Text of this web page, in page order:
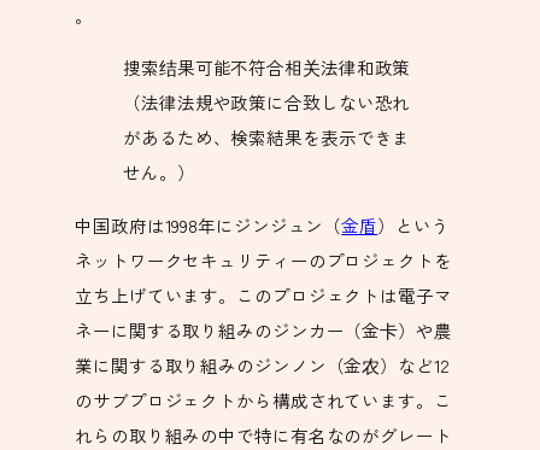
。
捜索结果可能不符合相关法律和政策
（法律法規や政策に合致しない恐れ
があるため、検索結果を表示できま
せん。）
中国政府は1998年にジンジュン（金盾）という
ネットワークセキュリティーのプロジェクトを
立ち上げています。このプロジェクトは電子マ
ネーに関する取り組みのジンカー（金卡）や農
業に関する取り組みのジンノン（金农）など12
のサブプロジェクトから構成されています。こ
れらの取り組みの中で特に有名なのがグレート